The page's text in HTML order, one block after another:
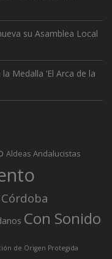
su Asamblea Local
Medalla ‘El Arca de la
Aldeas Andalucistas
Con Sonido
de Origen Protegida